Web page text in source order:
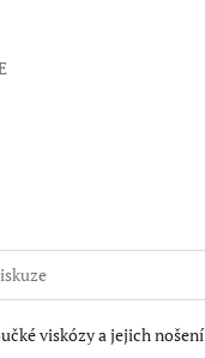
viskózy a jejich nošení